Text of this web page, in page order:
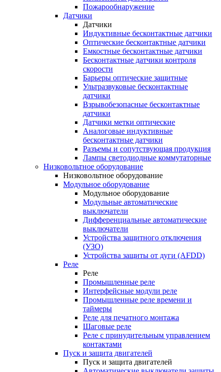
Пожарообнаружение
Датчики
Датчики
Индуктивные бесконтактные датчики
Оптические бесконтактные датчики
Емкостные бесконтактные датчики
Бесконтактные датчики контроля
скорости
Барьеры оптические защитные
Ультразвуковые бесконтактные
датчики
Взрывобезопасные бесконтактные
датчики
Датчики метки оптические
Аналоговые индуктивные
бесконтактные датчики
Разъемы и сопутствующая продукция
Лампы светодиодные коммутаторные
Низковольтное оборудование
Низковольтное оборудование
Модульное оборудование
Модульное оборудование
Модульные автоматические
выключатели
Дифференциальные автоматические
выключатели
Устройства защитного отключения
(УЗО)
Устройства защиты от дуги (AFDD)
Реле
Реле
Промышленные реле
Интерфейсные модули реле
Промышленные реле времени и
таймеры
Реле для печатного монтажа
Шаговые реле
Реле с принудительным управлением
контактами
Пуск и защита двигателей
Пуск и защита двигателей